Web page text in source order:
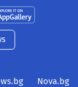
Nova.bg